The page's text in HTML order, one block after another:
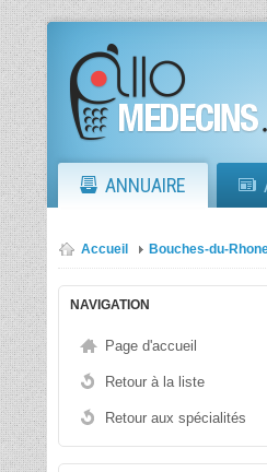
ANNUAIRE
Accueil Bouches-du-
NAVIGATION
Page d'accueil
Retour à la liste
Retour aux spécialités